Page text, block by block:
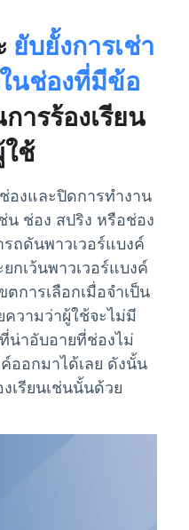
ยับยั้งการเช่า
นช่องที่มีข้อ
ารร้องเรียน
ช้
องและปิดการทำงาน
น ช่อง สปริง หรือช่อง
ถดันพาวเวอร์แบงค์
กเว้นพาวเวอร์แบงค์
การเลือกเมื่อจำเป็น
วามว่าผู้ใช้จะไม่มี
น่าอับอายที่ช่องไม่
ออกมาได้เลย ดังนั้น
เรียนเช่นนั้นด้วย